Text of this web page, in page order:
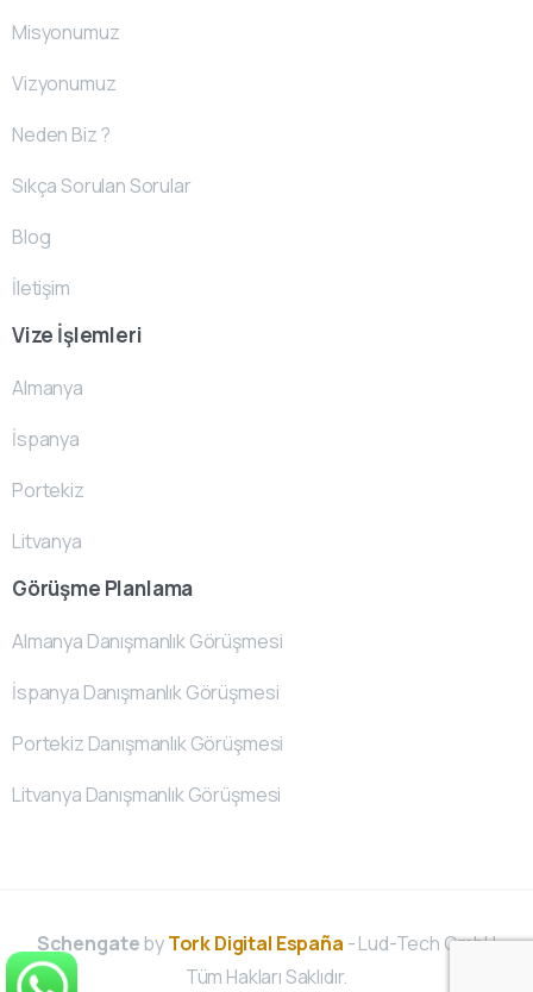
Misyonumuz
Vizyonumuz
Neden Biz ?
Sıkça Sorulan Sorular
Blog
İletişim
Vize İşlemleri
Almanya
İspanya
Portekiz
Litvanya
Görüşme Planlama
Almanya Danışmanlık Görüşmesi
İspanya Danışmanlık Görüşmesi
Portekiz Danışmanlık Görüşmesi
Litvanya Danışmanlık Görüşmesi
SchengatebyTork Digital España - Lud-Tech GmbH
Tüm Hakları Saklıdır.